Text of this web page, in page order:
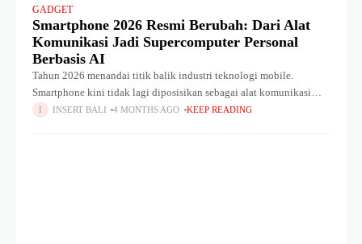
GADGET
Smartphone 2026 Resmi Berubah: Dari Alat
Komunikasi Jadi Supercomputer Personal
Berbasis AI
Tahun 2026 menandai titik balik industri teknologi mobile.
Smartphone kini tidak lagi diposisikan sebagai alat komunikasi
semata, melainkan telah berevolusi menjadi supercomputer
INSERT BALI 4 MONTHS AGO KEEP READING